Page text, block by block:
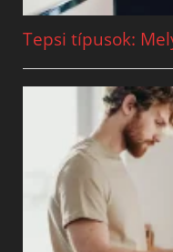
Tepsi típusok: